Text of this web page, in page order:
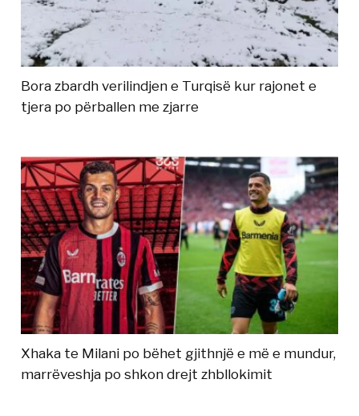
Bora zbardh verilindjen e Turqisë kur rajonet e
tjera po përballen me zjarre
Xhaka te Milani po bëhet gjithnjë e më e mundur,
marrëveshja po shkon drejt zhbllokimit